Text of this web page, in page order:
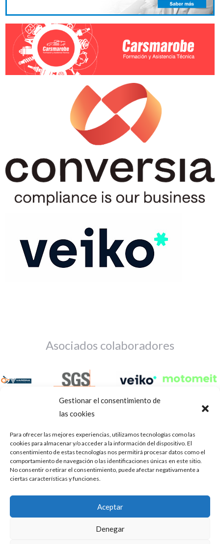
Gestionar el consentimiento de
las cookies
Para ofrecer las mejores experiencias, utilizamos tecnologías como las
cookies para almacenar y/o acceder a la información del dispositivo. El
consentimiento de estas tecnologías nos permitirá procesar datos como el
comportamiento de navegación o las identificaciones únicas en este sitio.
No consentir o retirar el consentimiento, puede afectar negativamente a
ciertas características y funciones.
Aceptar
Denegar
Asociados colaboradores
Aviso Legal Política de privacidad Portal de transparencia
ASOCIACIÓN DE TALLERES DE REPARACIÓN DE
AUTOMÓVILES • CIF: G14023832
Puedes aprender más sobre qué cookies utilizamos o